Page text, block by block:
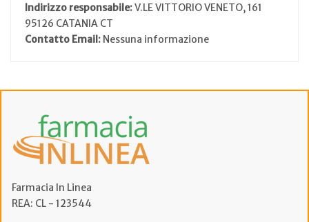
Indirizzo responsabile:V.LE VITTORIO VENETO, 161
95126 CATANIA CT
Contatto Email: Nessuna informazione
Farmacia In Linea
REA: CL - 123544